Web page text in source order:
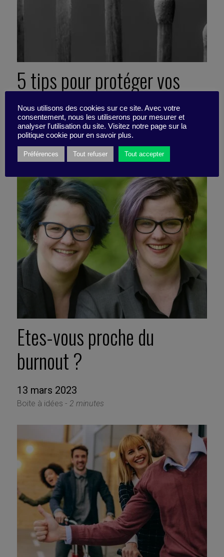
5 tips pour protéger vos
équipes du burnout
2 mai 2023
Fiche pratique -5 minutes
Etes-vous proche du
burnout ?
13 mars 2023
Boite à idées - 2 minutes
Nous utilisons des cookies sur ce site. Avec votre
consentement, nous les utiliserons pour mesurer et
analyser l'utilisation du site. Visitez notre page sur la
politique cookie pour en savoir plus.
Préférences Tout refuser Tout accepter